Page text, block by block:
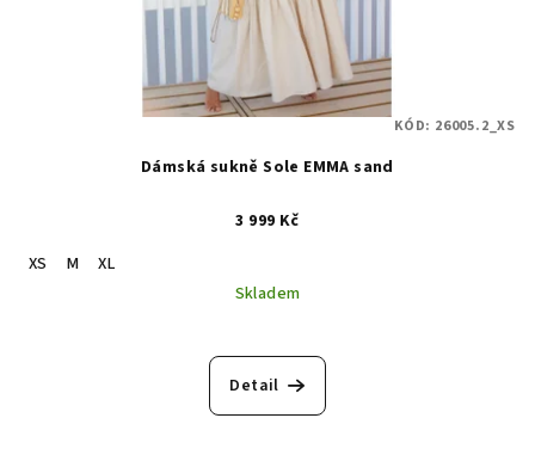
Dámská sukně Sole EMMA sand
3 999 Kč
XS
M
XL
Skladem
Detail
KÓD: 26005.2_XS